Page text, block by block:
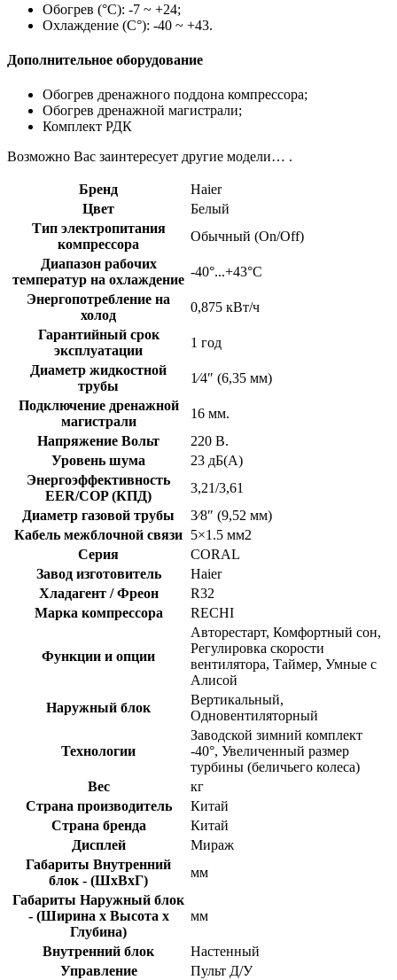
Обогрев (°С): -7 ~ +24;
Охлаждение (С°): -40 ~ +43.
Дополнительное оборудование
Обогрев дренажного поддона компрессора;
Обогрев дренажной магистрали;
Комплект РДК
Возможно Вас заинтересует другие модели… .
Бренд
Haier
Цвет
Белый
Тип электропитания
компрессора
Обычный (On/Off)
Диапазон рабочих
температур на охлаждение
-40°...+43°C
Энергопотребление на
холод
0,875 кВт/ч
Гарантийный срок
эксплуатации
1 год
Диаметр жидкостной
трубы
1⁄4″ (6,35 мм)
Подключение дренажной
магистрали
16 мм.
Напряжение Вольт
220 В.
Уровень шума
23 дБ(А)
Энергоэффективность
EER/COP (КПД)
3,21/3,61
Диаметр газовой трубы
3⁄8″ (9,52 мм)
Кабель межблочной связи 5×1.5 мм2
Серия
CORAL
Завод изготовитель
Haier
Хладагент / Фреон
R32
Марка компрессора
RECHI
Функции и опции
Авторестарт, Комфортный сон,
Регулировка скорости
вентилятора, Таймер, Умные с
Алисой
Наружный блок
Вертикальный,
Одновентиляторный
Технологии
Заводской зимний комплект
-40°, Увеличенный размер
турбины (беличьего колеса)
Вес
кг
Страна производитель
Китай
Страна бренда
Китай
Дисплей
Мираж
Габариты Внутренний
блок - (ШхВхГ)
мм
Габариты Наружный блок
- (Ширина х Высота х
Глубина)
мм
Внутренний блок
Настенный
Управление
Пульт Д/У